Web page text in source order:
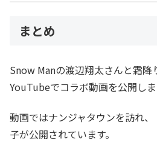
まとめ
Snow Manの渡辺翔太さんと霜降
YouTubeでコラボ動画を公開しま
動画ではナンジャタウンを訪れ
子が公開されています。